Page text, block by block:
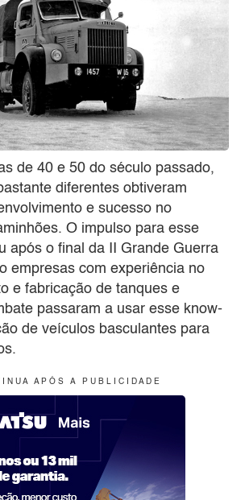
de 40 e 50 do século passado,
diferentes obtiveram
e sucesso no
O impulso para esse
após o final da II Grande Guerra
empresas com experiência no
e fabricação de tanques e
passaram a usar esse know-
de veículos basculantes para
I N U A A P Ó S A P U B L I C I D A D E